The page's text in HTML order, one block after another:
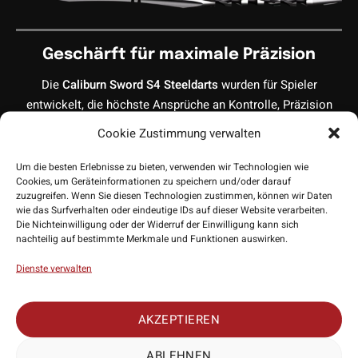
Cookie Zustimmung verwalten
Um die besten Erlebnisse zu bieten, verwenden wir Technologien wie
Cookies, um Geräteinformationen zu speichern und/oder darauf
zuzugreifen. Wenn Sie diesen Technologien zustimmen, können wir Daten
wie das Surfverhalten oder eindeutige IDs auf dieser Website verarbeiten.
Die Nichteinwilligung oder der Widerruf der Einwilligung kann sich
nachteilig auf bestimmte Merkmale und Funktionen auswirken.
Dienste verwalten
AKZEPTIEREN
Geschärft für maximale Präzision
DieCaliburn Sword S4 Steeldarts wurden für Spieler
entwickelt, die höchste Ansprüche an Kontrolle, Präzision
und Verarbeitungsqualität stellen. Mit ihrem hochwertigen
95 % Tungsten Barrel , der klassischen Formgebung und den
präzise gefrästen Gripzonen bieten sie ein professionelles
Spielgefühl für ambitionierte Spieler und Wettkämpfer.
über eine besonders schlanke Bauweise. Dadurch bleibt
mehr Platz für enge Gruppierungen im Triple-Feld und höhere
Scores auf dem Board. Die hochwertige